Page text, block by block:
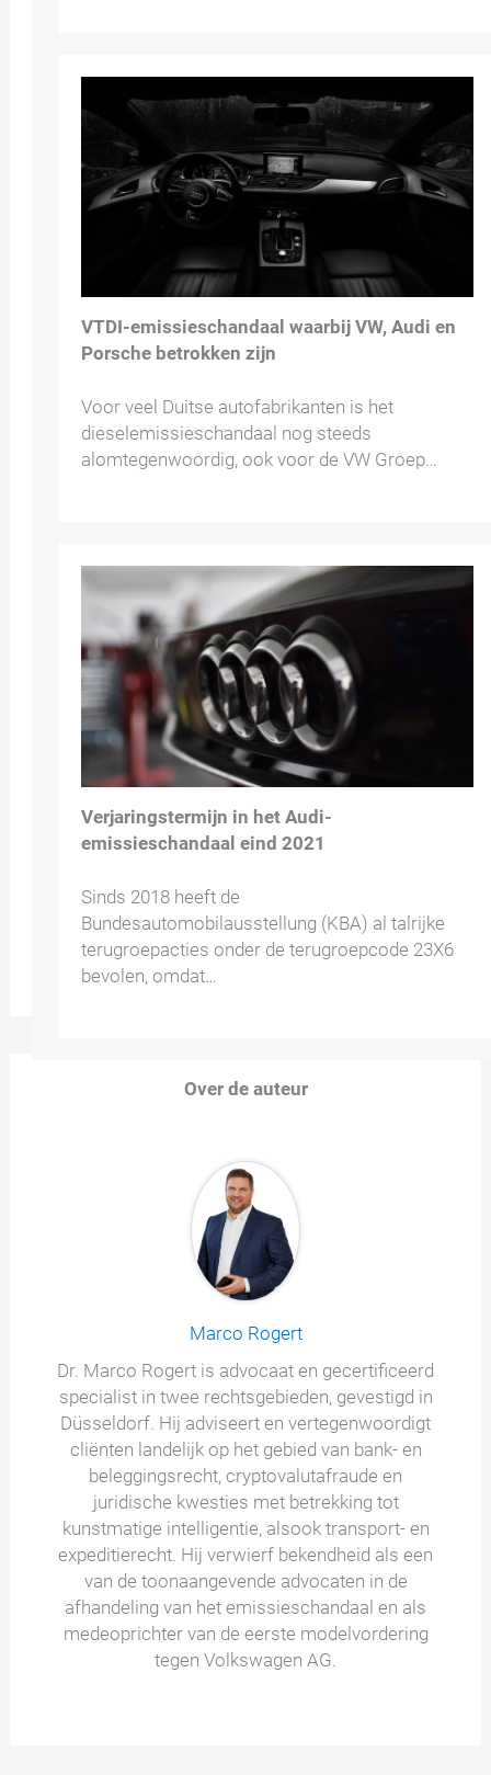
VTDI-emissieschandaal waarbij VW, Audi en
Porsche betrokken zijn
Voor veel Duitse autofabrikanten is het
dieselemissieschandaal nog steeds
alomtegenwoordig, ook voor de VW Groep…
Verjaringstermijn in het Audi-
emissieschandaal eind 2021
Sinds 2018 heeft de
Bundesautomobilausstellung (KBA) al talrijke
terugroepacties onder de terugroepcode 23X6
bevolen, omdat…
Over de auteur
Marco Rogert
Dr. Marco Rogert is advocaat en gecertificeerd
specialist in twee rechtsgebieden, gevestigd in
Düsseldorf. Hij adviseert en vertegenwoordigt
cliënten landelijk op het gebied van bank- en
beleggingsrecht, cryptovalutafraude en
juridische kwesties met betrekking tot
kunstmatige intelligentie, alsook transport- en
expeditierecht. Hij verwierf bekendheid als een
van de toonaangevende advocaten in de
afhandeling van het emissieschandaal en als
medeoprichter van de eerste modelvordering
tegen Volkswagen AG.